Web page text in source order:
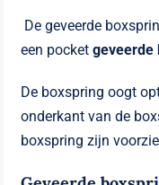
De geveerde
een pocketgeveerde
De boxspring oogt
onderkant van de
boxspring zijn